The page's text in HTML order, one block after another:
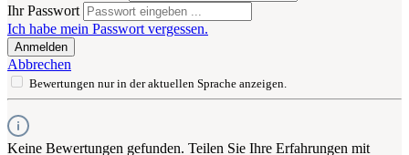
Ihr Passwort
Ich habe mein Passwort vergessen.
Anmelden
Abbrechen
Bewertungen nur in der aktuellen Sprache anzeigen.
Keine Bewertungen gefunden. Teilen Sie Ihre Erfahrungen mit